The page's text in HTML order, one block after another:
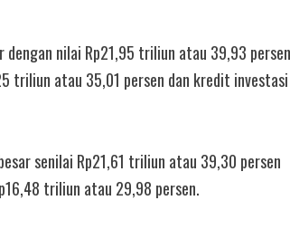
nilai Rp21,95 triliun atau 39,93 persen
triliun atau 35,01 persen dan kredit investasi
senilai Rp21,61 triliun atau 39,30 persen
triliun atau 29,98 persen.